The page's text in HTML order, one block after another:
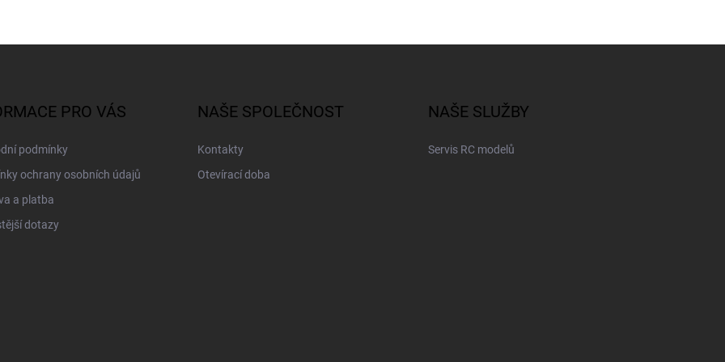
PRO VÁS
podmínky
ochrany osobních údajů
a platba
dotazy
NAŠE SPOLEČNOST
Kontakty
Otevírací doba
NAŠE SLUŽBY
Servis RC modelů